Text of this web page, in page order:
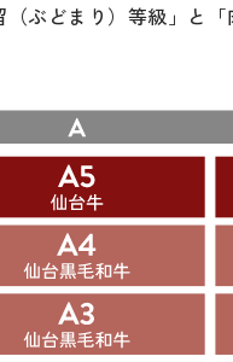
ぶどまり）等級」と